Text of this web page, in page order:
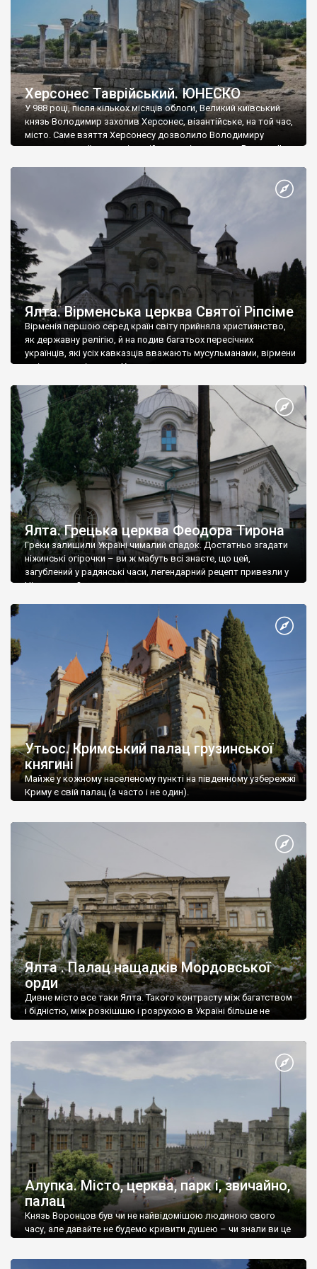
Херсонес Таврійський. ЮНЕСКО
У 988 році, після кількох місяців облоги, Великий київський
князь Володимир захопив Херсонес, візантійське, на той час,
місто. Саме взяття Херсонесу дозволило Володимиру
диктувати свої умови візантійському імператору Василю ІІ, та
Херсонесі Володимир-язичник, став Василем-християнином.
А потім було Хрещення Русі. На честь Херсонесу Таврійського
Ялта. Вірменська церква Святої Ріпсіме
Вірменія першою серед країн світу прийняла християнство,
як державну релігію, й на подив багатьох пересічних
українців, які усіх кавказців вважають мусульманами, вірмени
є відданими вірянами Христа
Ялта. Грецька церква Феодора Тирона
Греки залишили Україні чималий спадок. Достатньо згадати
ніжинські огірочки – ви ж мабуть всі знаєте, що цей,
загублений у радянські часи, легендарний рецепт привезли у
Ніжин греки?
Утьос. Кримський палац грузинської
княгині
Майже у кожному населеному пункті на південному узбережжі
Криму є свій палац (а часто і не один).
Ялта . Палац нащадків Мордовської
орди
Дивне місто все таки Ялта. Такого контрасту між багатством
і бідністю, між розкішшю і розрухою в Україні більше не
Алупка. Місто, церква, парк і, звичайно,
палац
Князь Воронцов був чи не найвідомішою людиною свого
часу, але давайте не будемо кривити душею – чи знали ви це